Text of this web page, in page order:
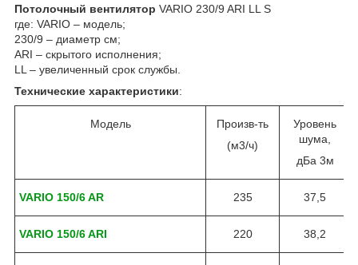
Потолочный вентилятор VARIO 230/9 ARI LL S
где: VARIO – модель;
230/9 – диаметр см;
ARI – скрытого исполнения;
LL – увеличенный срок службы.
Технические характеристики:
Модель
Произв-ть
(м3/ч)
Уровень
шума,
дБа 3м
VARIO 150/6 AR 235 37,5
VARIO 150/6 ARI 220 38,2